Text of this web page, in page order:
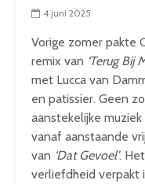
4 juni 2025
Vorige zomer pakte
remix van ‘Terug Bij
met Lucca van
en patissier. Geen
aanstekelijke
vanaf aanstaande
van ‘Dat Gevoel’.
verliefdheid verpakt